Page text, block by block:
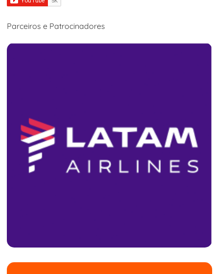
Parceiros e Patrocinadores